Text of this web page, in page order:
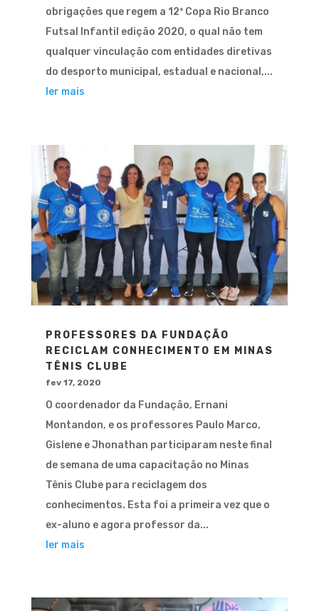
obrigações que regem a 12ª Copa Rio Branco
Futsal Infantil edição 2020, o qual não tem
qualquer vinculação com entidades diretivas
do desporto municipal, estadual e nacional,...
ler mais
PROFESSORES DA FUNDAÇÃO
RECICLAM CONHECIMENTO EM MINAS
TÊNIS CLUBE
fev 17, 2020
O coordenador da Fundação, Ernani
Montandon, e os professores Paulo Marco,
Gislene e Jhonathan participaram neste final
de semana de uma capacitação no Minas
Tênis Clube para reciclagem dos
conhecimentos. Esta foi a primeira vez que o
ex-aluno e agora professor da...
ler mais